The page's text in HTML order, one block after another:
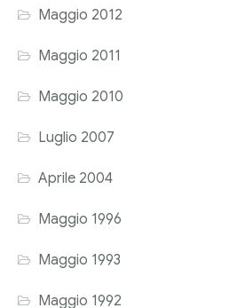
Maggio 2012
Maggio 2011
Maggio 2010
Luglio 2007
Aprile 2004
Maggio 1996
Maggio 1993
Maggio 1992